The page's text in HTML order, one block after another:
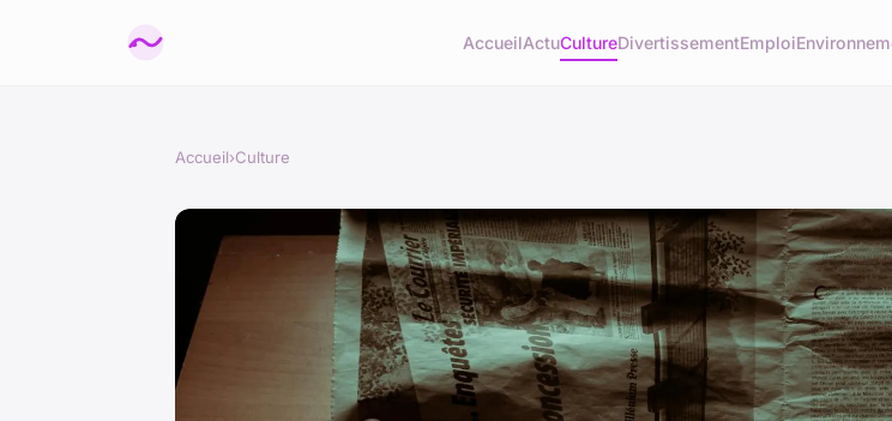
AccueilActuCultureDivertissementEmploi
Accueil›Culture